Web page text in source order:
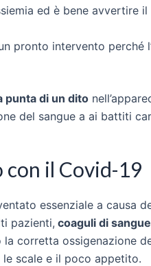
ed è bene avvertire
pronto intervento perché
punta di un dito
del sangue a ai battiti
con il Covid-19
essenziale a causa
pazienti, coaguli di
corretta ossigenazione
scale e il poco appetito.